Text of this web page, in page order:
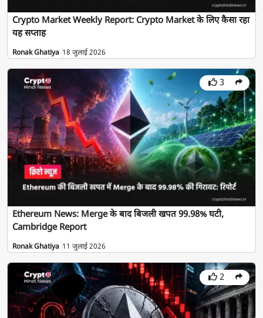
Crypto Market Weekly Report: Crypto Market के लिए कैसा रहा
यह सप्ताह
Ronak Ghatiya 18 जुलाई 2026
3
Ethereum News: Merge के बाद बिजली खपत 99.98% घटी,
Cambridge Report
Ronak Ghatiya 11 जुलाई 2026
2